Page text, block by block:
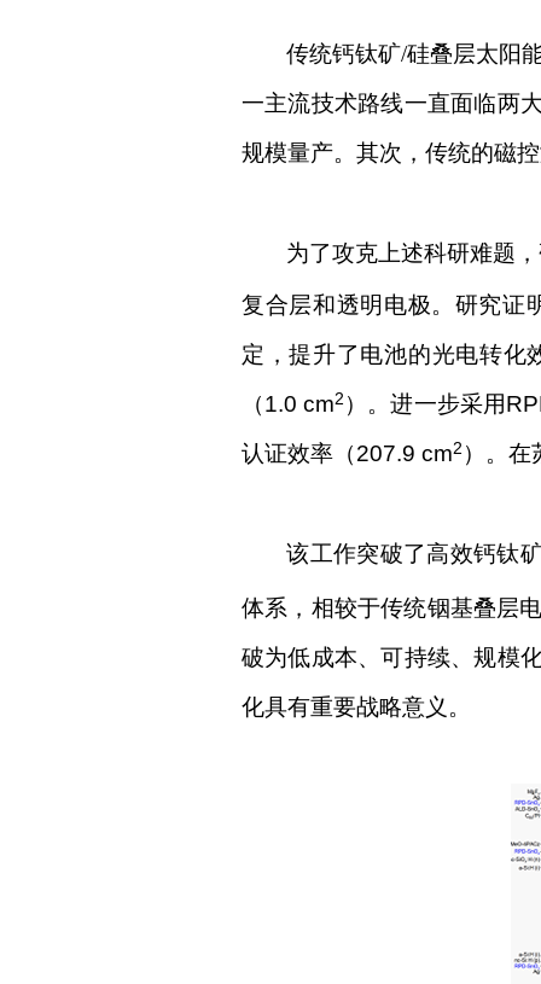
传统钙钛矿/硅叠层太阳
一主流技术路线一直面临两
规模量产。其次，传统的磁
为了攻克上述科研难题
复合层和透明电极。研究证
定，提升了电池的光电转化
（1.0 cm2 ）。进一步采用
认证效率（207.9 cm2 ）。在
该工作突破了高效钙钛
体系，相较于传统铟基叠层
破为低成本、可持续、规模
化具有重要战略意义。